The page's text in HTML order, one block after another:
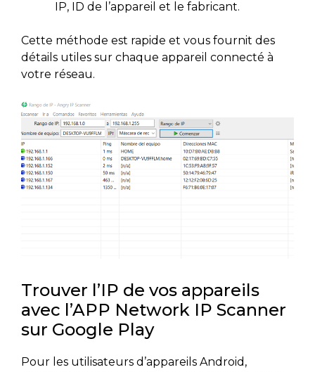
IP, ID de l’appareil et le fabricant.
Cette méthode est rapide et vous fournit des
détails utiles sur chaque appareil connecté à
votre réseau.
Trouver l’IP de vos appareils
avec l’APP Network IP Scanner
sur Google Play
Pour les utilisateurs d’appareils Android,